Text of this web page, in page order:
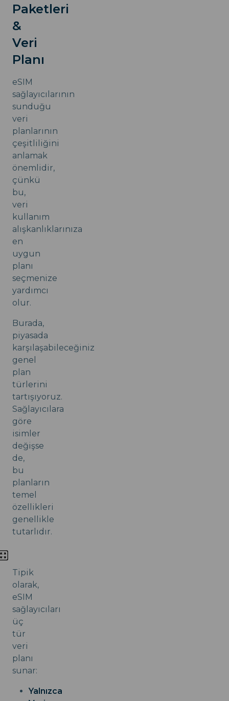
Paketleri
&
Veri
Planı
eSIM
sağlayıcılarının
sunduğu
veri
planlarının
çeşitliliğini
anlamak
önemlidir,
çünkü
bu,
veri
kullanım
alışkanlıklarınıza
en
uygun
planı
seçmenize
yardımcı
olur.
Burada,
piyasada
karşılaşabileceğiniz
genel
plan
türlerini
tartışıyoruz.
Sağlayıcılara
göre
isimler
değişse
de,
bu
planların
temel
özellikleri
genellikle
tutarlıdır.
Tipik
olarak,
eSIM
sağlayıcıları
üç
tür
veri
planı
sunar:
Yalnızca